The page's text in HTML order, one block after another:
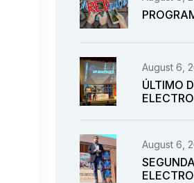
August 6,
ÚLTIMO
August 6,